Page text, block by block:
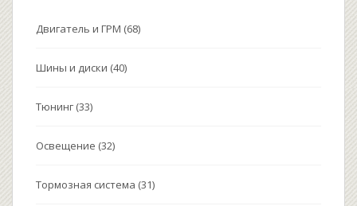
Двигатель и ГРМ (68)
Шины и диски (40)
Тюнинг (33)
Освещение (32)
Тормозная система (31)